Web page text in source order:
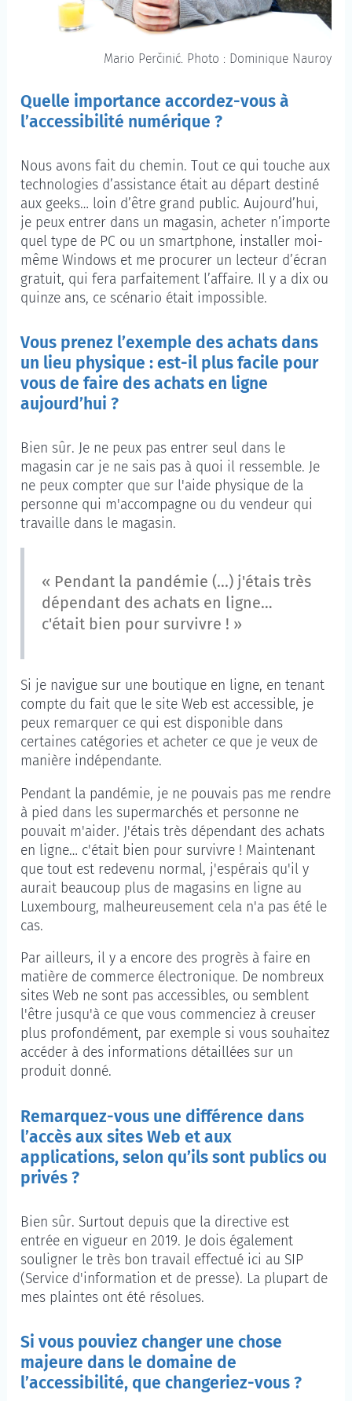
Mario Perčinić. Photo : Dominique Nauroy
Quelle importance accordez-vous à
l’accessibilité numérique ?
Nous avons fait du chemin. Tout ce qui touche aux
technologies d’assistance était au départ destiné
aux geeks… loin d’être grand public. Aujourd’hui,
je peux entrer dans un magasin, acheter n’importe
quel type de PC ou un smartphone, installer moi-
même Windows et me procurer un lecteur d’écran
gratuit, qui fera parfaitement l’affaire. Il y a dix ou
quinze ans, ce scénario était impossible.
Vous prenez l’exemple des achats dans
un lieu physique : est-il plus facile pour
vous de faire des achats en ligne
aujourd’hui ?
Bien sûr. Je ne peux pas entrer seul dans le
magasin car je ne sais pas à quoi il ressemble. Je
ne peux compter que sur l'aide physique de la
personne qui m'accompagne ou du vendeur qui
travaille dans le magasin.
« Pendant la pandémie (...) j'étais très
dépendant des achats en ligne…
c'était bien pour survivre ! »
Si je navigue sur une boutique en ligne, en tenant
compte du fait que le site Web est accessible, je
peux remarquer ce qui est disponible dans
certaines catégories et acheter ce que je veux de
manière indépendante.
Pendant la pandémie, je ne pouvais pas me rendre
à pied dans les supermarchés et personne ne
pouvait m'aider. J'étais très dépendant des achats
en ligne… c'était bien pour survivre ! Maintenant
que tout est redevenu normal, j'espérais qu'il y
aurait beaucoup plus de magasins en ligne au
Luxembourg, malheureusement cela n'a pas été le
cas.
Par ailleurs, il y a encore des progrès à faire en
matière de commerce électronique. De nombreux
sites Web ne sont pas accessibles, ou semblent
l'être jusqu'à ce que vous commenciez à creuser
plus profondément, par exemple si vous souhaitez
accéder à des informations détaillées sur un
produit donné.
Remarquez-vous une différence dans
l’accès aux sites Web et aux
applications, selon qu’ils sont publics ou
privés ?
Bien sûr. Surtout depuis que la directive est
entrée en vigueur en 2019. Je dois également
souligner le très bon travail effectué ici au SIP
(Service d'information et de presse). La plupart de
mes plaintes ont été résolues.
Si vous pouviez changer une chose
majeure dans le domaine de
l’accessibilité, que changeriez-vous ?